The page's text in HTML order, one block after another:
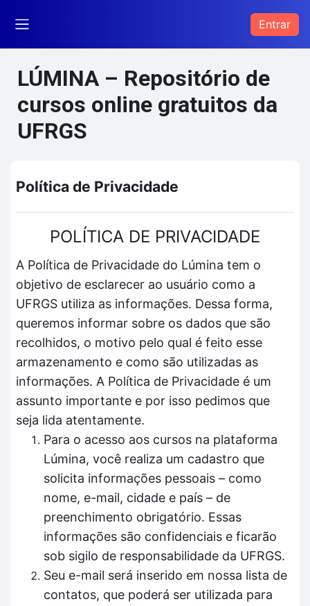
Entrar
LÚMINA – Repositório de
cursos online gratuitos da
UFRGS
Política de Privacidade
POLÍTICA DE PRIVACIDADE
A Política de Privacidade do Lúmina tem o
objetivo de esclarecer ao usuário como a
UFRGS utiliza as informações. Dessa forma,
queremos informar sobre os dados que são
recolhidos, o motivo pelo qual é feito esse
armazenamento e como são utilizadas as
informações. A Política de Privacidade é um
assunto importante e por isso pedimos que
seja lida atentamente.
Para o acesso aos cursos na plataforma
Lúmina, você realiza um cadastro que
solicita informações pessoais – como
nome, e-mail, cidade e país – de
preenchimento obrigatório. Essas
informações são confidenciais e ficarão
sob sigilo de responsabilidade da UFRGS.
Seu e-mail será inserido em nossa lista de
contatos, que poderá ser utilizada para